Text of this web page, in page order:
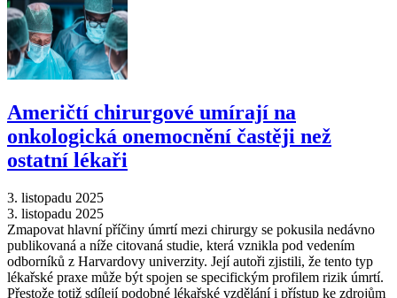
Američtí chirurgové umírají na
onkologická onemocnění častěji než
ostatní lékaři
3. listopadu 2025
3. listopadu 2025
Zmapovat hlavní příčiny úmrtí mezi chirurgy se pokusila nedávno
publikovaná a níže citovaná studie, která vznikla pod vedením
odborníků z Harvardovy univerzity. Její autoři zjistili, že tento typ
lékařské praxe může být spojen se specifickým profilem rizik úmrtí.
Přestože totiž sdílejí podobné lékařské vzdělání i přístup ke zdrojům